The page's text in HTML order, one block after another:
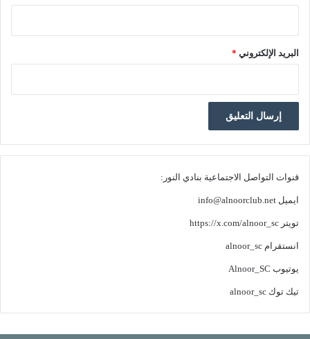
البريد الإلكتروني *
قنوات التواصل الاجتماعية بنادي النور:
ايميل info@alnoorclub.net
تويتر https://x.com/alnoor_sc
انستقرام alnoor_sc
يوتيوب Alnoor_SC
تيك توك alnoor_sc